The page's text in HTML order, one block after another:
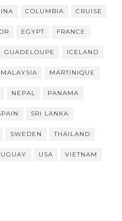
COLUMBIA CRUISE
EGYPT FRANCE
GUADELOUPE ICELAND
MALAYSIA MARTINIQUE
NEPAL PANAMA
SRI LANKA
SWEDEN THAILAND
USA VIETNAM